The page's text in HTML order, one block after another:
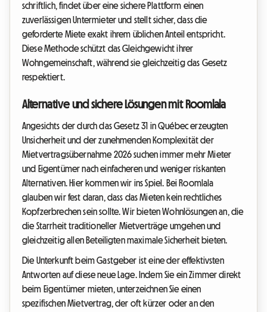
schriftlich, findet über eine sichere Plattform einen
zuverlässigen Untermieter und stellt sicher, dass die
geforderte Miete exakt ihrem üblichen Anteil entspricht.
Diese Methode schützt das Gleichgewicht ihrer
Wohngemeinschaft, während sie gleichzeitig das Gesetz
respektiert.
Alternative und sichere Lösungen mit Roomlala
Angesichts der durch das Gesetz 31 in Québec erzeugten
Unsicherheit und der zunehmenden Komplexität der
Mietvertragsübernahme 2026 suchen immer mehr Mieter
und Eigentümer nach einfacheren und weniger riskanten
Alternativen. Hier kommen wir ins Spiel. Bei Roomlala
glauben wir fest daran, dass das Mieten kein rechtliches
Kopfzerbrechen sein sollte. Wir bieten Wohnlösungen an, die
die Starrheit traditioneller Mietverträge umgehen und
gleichzeitig allen Beteiligten maximale Sicherheit bieten.
Die Unterkunft beim Gastgeber ist eine der effektivsten
Antworten auf diese neue Lage. Indem Sie ein Zimmer direkt
beim Eigentümer mieten, unterzeichnen Sie einen
spezifischen Mietvertrag, der oft kürzer oder an den